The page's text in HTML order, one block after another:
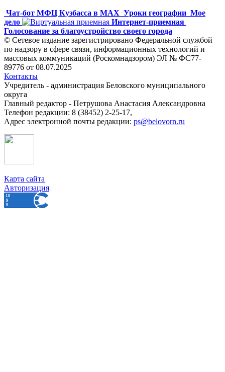
Чат-бот МФЦ Кузбасса в MAX Уроки географии Мое
дело
Интернет-приемная
Голосование за благоустройство своего города
© Сетевое издание зарегистрировано Федеральной службой
по надзору в сфере связи, информационных технологий и
массовых коммуникаций (Роскомнадзором) ЭЛ № ФС77-
89776 от 08.07.2025
Контакты
Учредитель - администрация Беловского муниципального
округа
Главный редактор - Петрушова Анастасия Александровна
Телефон редакции: 8 (38452) 2-25-17,
Адрес электронной почты редакции: ps@belovorn.ru
Карта сайта
Авторизация